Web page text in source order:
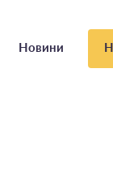
Новини